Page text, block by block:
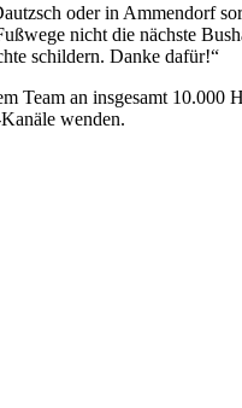
oder in Ammendorf
nicht die nächste
schildern. Danke dafür!“
Team an insgesamt
wenden.